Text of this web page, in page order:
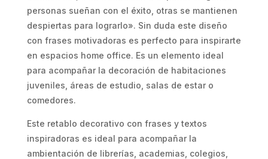
personas sueñan con el éxito, otras se mantienen
despiertas para lograrlo». Sin duda este diseño
con frases motivadoras es perfecto para inspirarte
en espacios home office. Es un elemento ideal
para acompañar la decoración de habitaciones
juveniles, áreas de estudio, salas de estar o
comedores.
Este retablo decorativo con frases y textos
inspiradoras es ideal para acompañar la
ambientación de librerías, academias, colegios,